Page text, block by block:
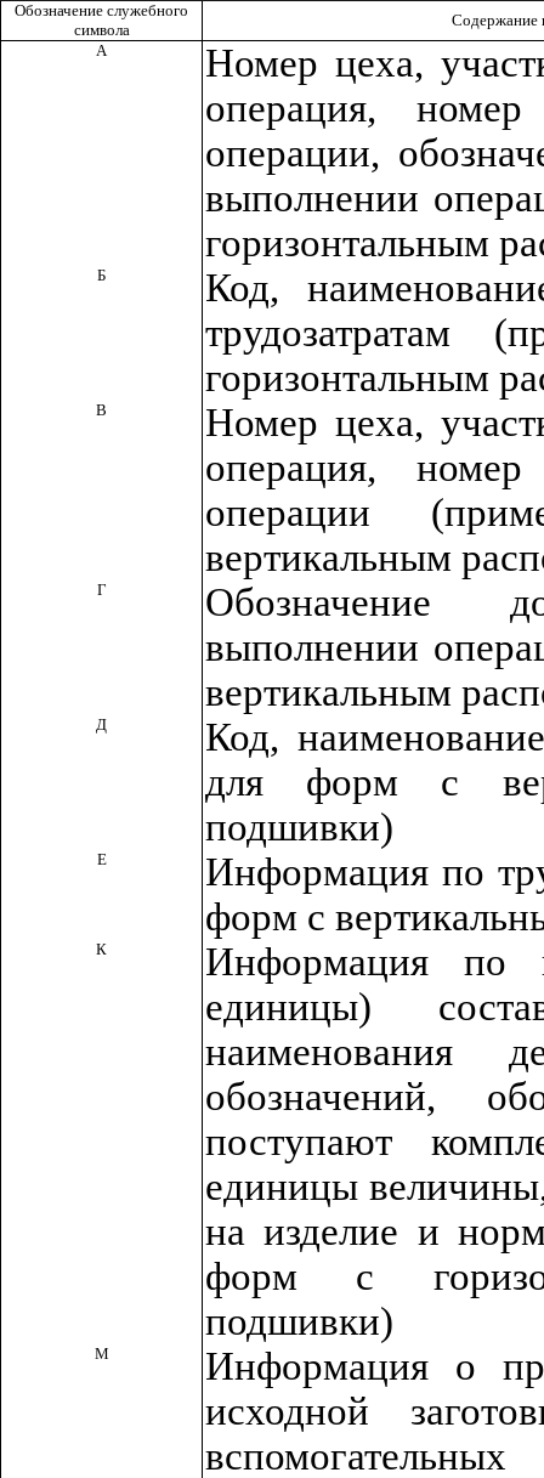
Обозначение служебного
символа
Содержание
А
Номер цеха,
операция,
операции,
выполнении
горизонтальным
Б
Код,
трудозатратам
горизонтальным
В
Номер цеха,
операция,
операции
вертикальным
Г
Обозначение
выполнении
вертикальным
Д
Код,
для форм с
подшивки)
Е
Информация по
форм с
К
Информация по
единицы)
наименования
обозначений,
поступают
единицы
на изделие и
форм с
подшивки)
М
Информация о
исходной